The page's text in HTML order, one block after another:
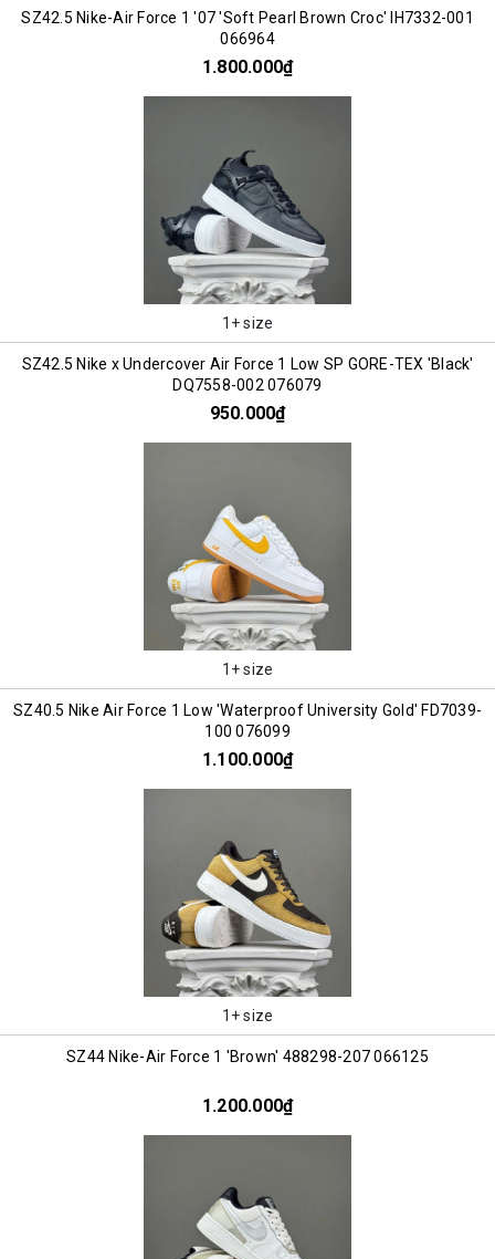
SZ42.5 Nike-Air Force 1 '07 'Soft Pearl Brown Croc' IH7332-001
066964
1.800.000₫
1+ size
SZ42.5 Nike x Undercover Air Force 1 Low SP GORE-TEX 'Black'
DQ7558-002 076079
950.000₫
1+ size
SZ40.5 Nike Air Force 1 Low 'Waterproof University Gold' FD7039-
100 076099
1.100.000₫
1+ size
SZ44 Nike-Air Force 1 'Brown' 488298-207 066125
1.200.000₫